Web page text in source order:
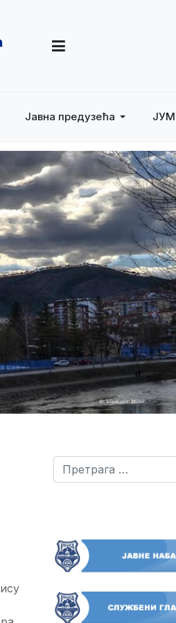
Јавна предузећа ЈУМ
Претрага